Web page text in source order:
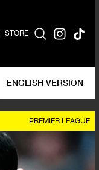
STORE
ENGLISH VERSION
PREMIER LEAGUE